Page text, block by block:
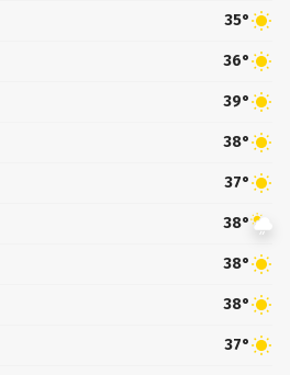
35°
36°
39°
38°
37°
38°
38°
38°
37°